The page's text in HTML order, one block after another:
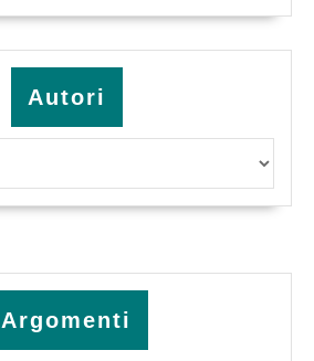
Autori
Argomenti